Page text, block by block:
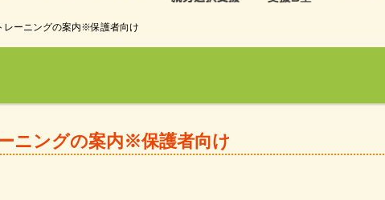
ーニングの案内※保護者向け
ニングの案内※保護者向け